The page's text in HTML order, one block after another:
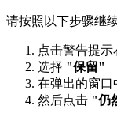
请按照以下步骤继
点击警告提示
选择 "保留"
在弹出的窗口
然后点击 "仍